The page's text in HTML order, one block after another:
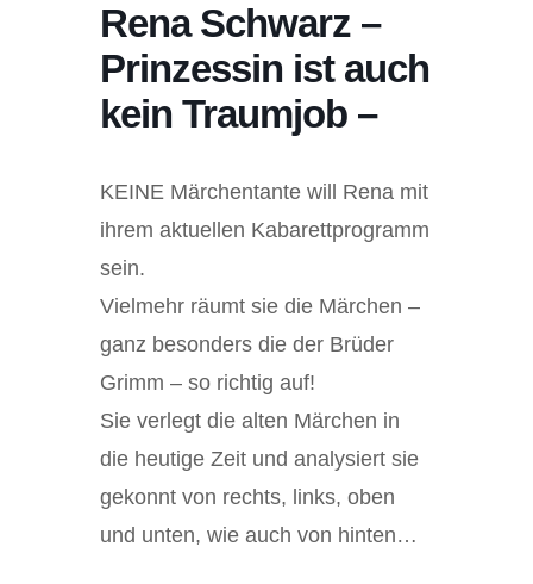
Rena Schwarz –
Prinzessin ist auch
kein Traumjob –
KEINE Märchentante will Rena mit
ihrem aktuellen Kabarettprogramm
sein.
Vielmehr räumt sie die Märchen –
ganz besonders die der Brüder
Grimm – so richtig auf!
Sie verlegt die alten Märchen in
die heutige Zeit und analysiert sie
gekonnt von rechts, links, oben
und unten, wie auch von hinten…